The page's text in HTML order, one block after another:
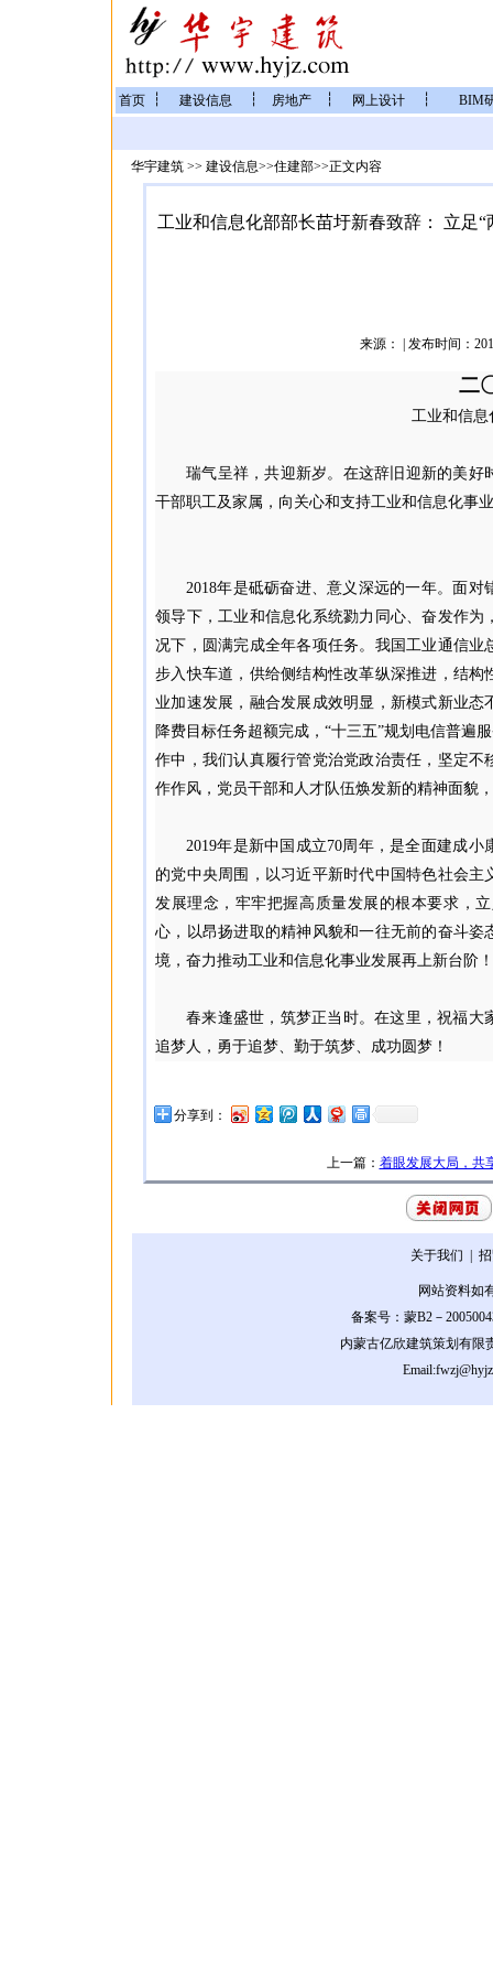
首页 ┆ 建设信息 ┆ 房地产 ┆ 网上设计 ┆ BIM
华宇建筑 >> 建设信息>>住建部>>正文内容
工业和信息化部部长苗圩新春致辞： 立足
来源： | 发布时间：
二
工业和信
瑞气呈祥，共迎新岁。在这辞旧迎新的美
干部职工及家属，向关心和支持工业和信息化事
2018年是砥砺奋进、意义深远的一年。面
领导下，工业和信息化系统勠力同心、奋发作
况下，圆满完成全年各项任务。我国工业通信
步入快车道，供给侧结构性改革纵深推进，结
业加速发展，融合发展成效明显，新模式新业
降费目标任务超额完成，“十三五”规划电信普遍
作中，我们认真履行管党治党政治责任，坚定
作作风，党员干部和人才队伍焕发新的精神面貌
2019年是新中国成立70周年，是全面建成
的党中央周围，以习近平新时代中国特色社会
发展理念，牢牢把握高质量发展的根本要求，
心，以昂扬进取的精神风貌和一往无前的奋斗
境，奋力推动工业和信息化事业发展再上新台阶！
春来逢盛世，筑梦正当时。在这里，祝福
追梦人，勇于追梦、勤于筑梦、成功圆梦！
分享到：
上一篇： 着眼发展大局，
关于我们 |
网站资料如
备案号：蒙B2－
内蒙古亿欣建筑策划有